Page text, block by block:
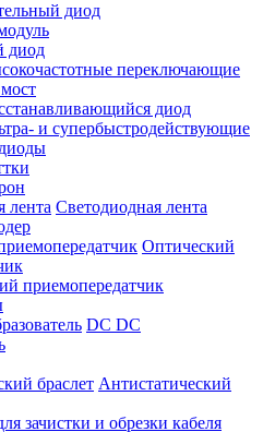
диод
диод
переключающие
диод
и супербыстродействующие
Светодиодная лента
Оптический
приемопередатчик
DC DC
Антистатический